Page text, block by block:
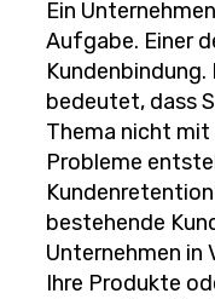
Ein
Aufgabe. Einer
bedeutet, dass
Thema nicht
Probleme
bestehende
Unternehmen in
Ihre Produkte